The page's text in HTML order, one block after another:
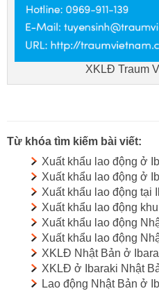
XKLĐ Traum
Từ khóa tìm kiếm bài viết:
Xuất khẩu lao động ở
Xuất khẩu lao động ở
Xuất khẩu lao động tại
Xuất khẩu lao động
Xuất khẩu lao động
Xuất khẩu lao động
XKLĐ Nhật Bản ở
XKLĐ ở Ibaraki Nhật
Lao động Nhật Bản ở